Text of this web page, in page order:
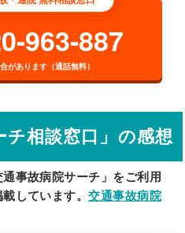
する
絞り込む
検索方法
院名から探す
963-887
があります（通話無料）
チ相談窓口」の感想
事故病院サーチ」をご利用
しています。交通事故病院